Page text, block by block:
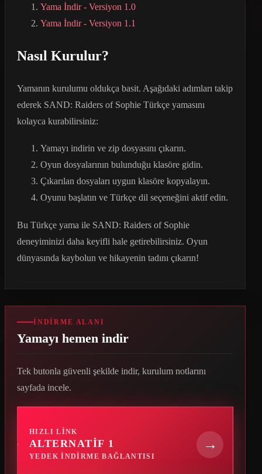
Yama İndir - Versiyon 1.0
Yama İndir - Versiyon 1.1
Nasıl Kurulur?
Yamanın kurulumu oldukça basit. Aşağıdaki adımları takip
ederek SAND: Raiders of Sophie Türkçe yamasını
kolayca kurabilirsiniz:
Yamayı indirin ve zip dosyasını çıkarın.
Oyun dosyalarının bulunduğu klasöre gidin.
Çıkarılan dosyaları uygun klasöre kopyalayın.
Oyunu başlatın ve Türkçe dil seçeneğini aktif edin.
Bu Türkçe yama ile SAND: Raiders of Sophie
deneyiminizi daha keyifli hale getirebilirsiniz. Oyun
dünyasında kaybolun ve hikayenin tadını çıkarın!
İNDIRME ALANI
Yamayı hemen indir
Tek butonla güvenli şekilde indir, kurulum notlarını
sayfada incele.
HIZLI LINK
ALTERNATIF 1
YEDEK INDIRME BAĞLANTISI
→